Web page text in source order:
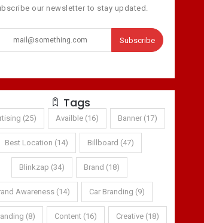
our newsletter to stay updated.
Subscribe
Tags
(25) Availble (16) Banner (17)
Best Location (14) Billboard (47)
Blinkzap (34) Brand (18)
Awareness (14) Car Branding (9)
(8) Content (16) Creative (18)